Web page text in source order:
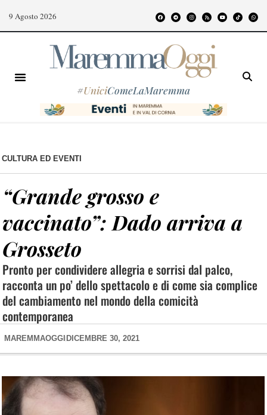
9 Agosto 2026
#UniciComeLaMaremma
CULTURA ED EVENTI
“Grande grosso e
vaccinato”: Dado arriva a
Grosseto
Pronto per condividere allegria e sorrisi dal palco,
racconta un po’ dello spettacolo e di come sia complice
del cambiamento nel mondo della comicità
contemporanea
MAREMMAOGGI DICEMBRE 30, 2021